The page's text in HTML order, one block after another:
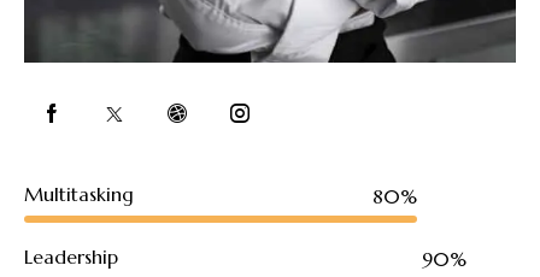
Multitasking 80%
Leadership 90%